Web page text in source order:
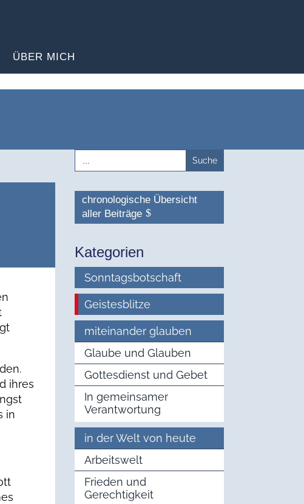
ÜBER MICH
ihres
in
Search
for:
chronologische Übersicht
aller Beiträge
Kategorien
Sonntagsbotschaft
Geistesblitze
miteinander glauben
Glaube und Glauben
Gottesdienst und Gebet
In gemeinsamer
Verantwortung
in der Welt von heute
Arbeitswelt
Frieden und
Gerechtigkeit